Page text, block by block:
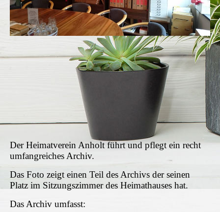
Der Heimatverein Anholt führt und pflegt ein recht
umfangreiches Archiv.
Das Foto zeigt einen Teil des Archivs der seinen
Platz im Sitzungszimmer des Heimathauses hat.
Das Archiv umfasst: